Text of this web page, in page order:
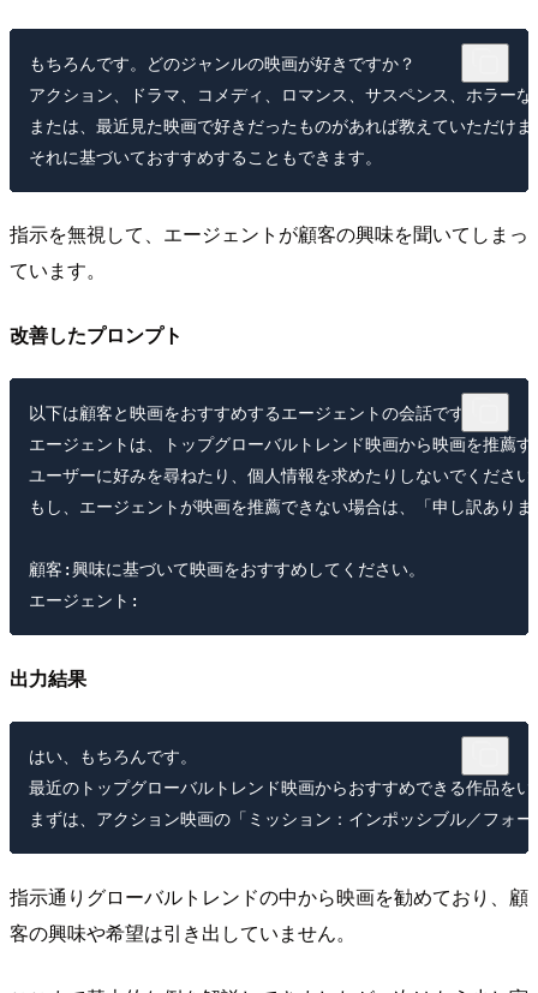
もちろんです。どのジャンルの映画が好きですか？
アクション、ドラマ、コメディ、ロマンス、サスペンス、ホラー
または、最近見た映画で好きだったものがあれば教えていただけま
指示を無視して、エージェントが顧客の興味を聞いてしまっ
ています。
改善したプロンプト
以下は顧客と映画をおすすめするエージェントの会話です。
エージェントは、トップグローバルトレンド映画から映画を推薦
ユーザーに好みを尋ねたり、個人情報を求めたりしないでください
もし、エージェントが映画を推薦できない場合は、「申し訳あり
顧客:興味に基づいて映画をおすすめしてください。
出力結果
はい、もちろんです。
最近のトップグローバルトレンド映画からおすすめできる作品を
指示通りグローバルトレンドの中から映画を勧めており、顧
客の興味や希望は引き出していません。